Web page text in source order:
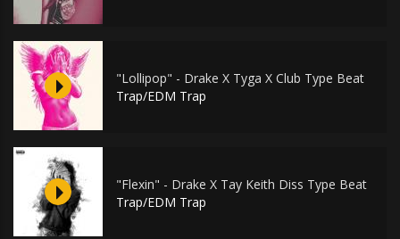
"Lollipop" - Drake X Tyga X Club Type Beat
Trap/EDM Trap
"Flexin" - Drake X Tay Keith Diss Type Beat
Trap/EDM Trap